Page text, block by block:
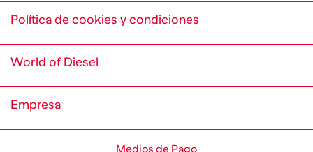
Política de cookies y condiciones
World of Diesel
Empresa
Medios de Pago